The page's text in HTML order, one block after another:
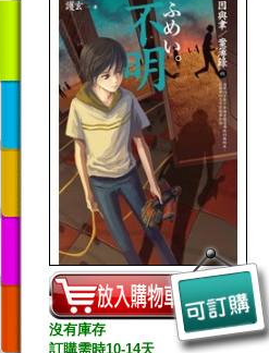
沒有庫存
訂購需時10-14天